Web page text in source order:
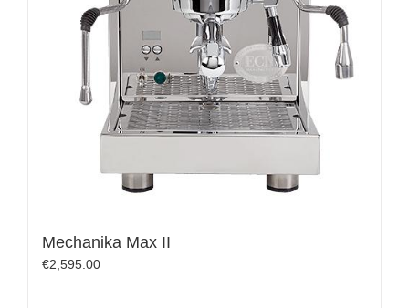
Mechanika Max II
€2,595.00